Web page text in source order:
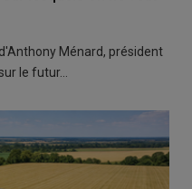
Ménard, président
le futur…